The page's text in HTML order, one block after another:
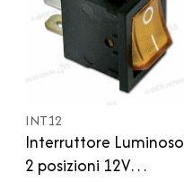
INT12
Interruttore Luminoso
2 posizioni 12V